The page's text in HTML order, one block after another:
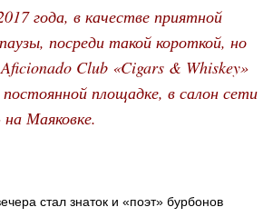
года, в качестве приятной
посреди такой короткой, но
Club «Cigars & Whiskey»
постоянной площадке, в салон сети
Маяковке.
стал знаток и «поэт» бурбонов